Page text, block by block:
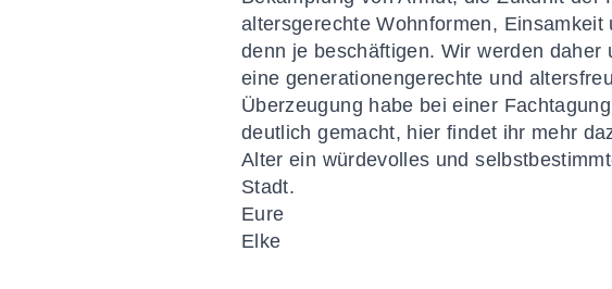
altersgerechte Wohnformen,
denn je beschäftigen. Wir werden
eine generationengerechte und
Überzeugung habe bei einer
deutlich gemacht, hier findet ihr mehr
Alter ein würdevolles und
Stadt.
Eure
Elke